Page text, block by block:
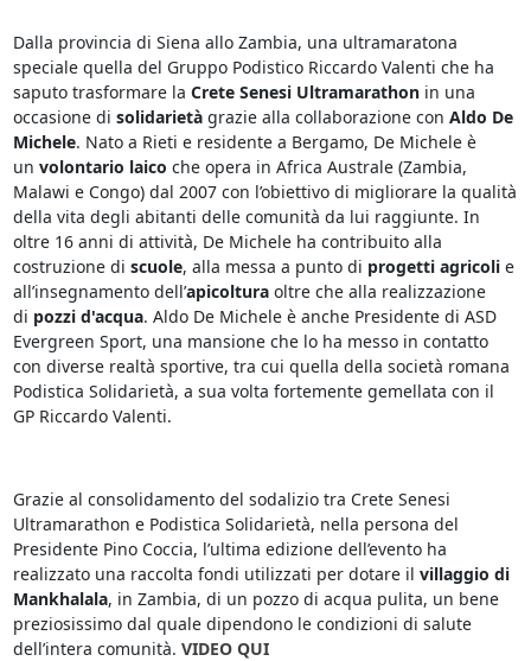
Dalla provincia di Siena allo Zambia, una ultramaratona
speciale quella del Gruppo Podistico Riccardo Valenti che ha
saputo trasformare la Crete Senesi Ultramarathonin una
occasione di solidarietàgrazie alla collaborazione con Aldo De
Michele. Nato a Rieti e residente a Bergamo, De Michele è
un volontario laico che opera in Africa Australe (Zambia,
Malawi e Congo) dal 2007 con l’obiettivo di migliorare la qualità
della vita degli abitanti delle comunità da lui raggiunte. In
oltre 16 anni di attività, De Michele ha contribuito alla
costruzione di scuole, alla messa a punto di progetti agricolie
all’insegnamento dell’apicolturaoltre che alla realizzazione
di pozzi d'acqua. Aldo De Michele è anche Presidente di ASD
Evergreen Sport, una mansione che lo ha messo in contatto
con diverse realtà sportive, tra cui quella della società romana
Podistica Solidarietà, a sua volta fortemente gemellata con il
GP Riccardo Valenti.
Grazie al consolidamento del sodalizio tra Crete Senesi
Ultramarathon e Podistica Solidarietà, nella persona del
Presidente Pino Coccia, l’ultima edizione dell’evento ha
realizzato una raccolta fondi utilizzati per dotare il villaggio di
Mankhalala, in Zambia, di un pozzo di acqua pulita, un bene
preziosissimo dal quale dipendono le condizioni di salute
dell’intera comunità. VIDEO QUI